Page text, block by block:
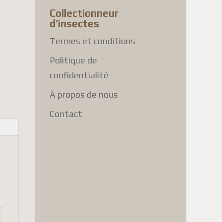
Collectionneur
d’insectes
Termes et conditions
Politique de
confidentialité
À propos de nous
Contact